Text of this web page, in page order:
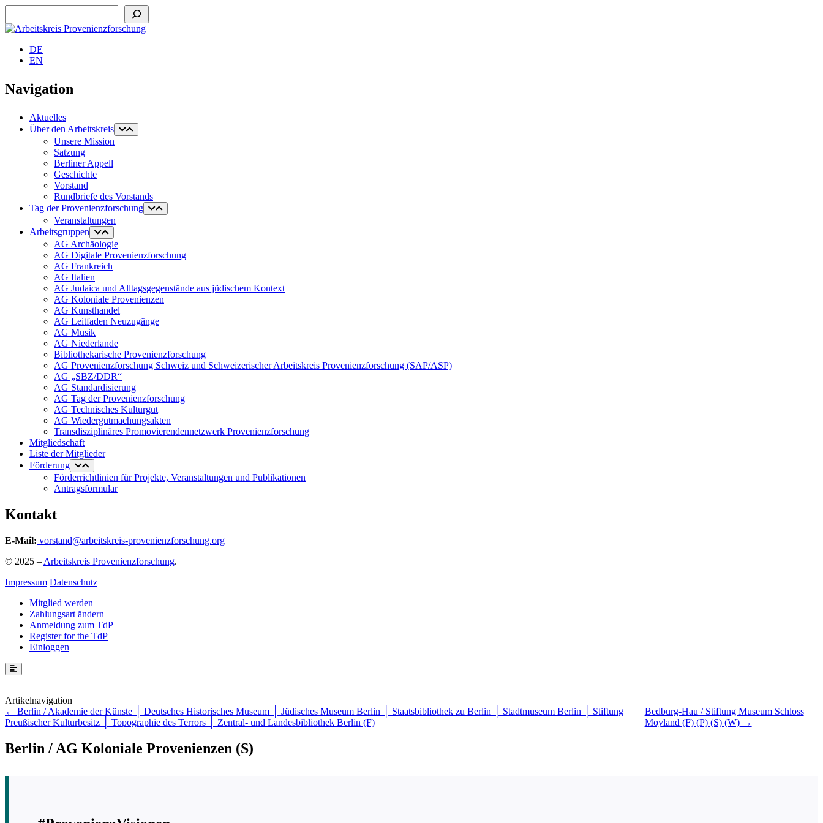
DE
EN
Navigation
Aktuelles
Über den Arbeitskreis
Unsere Mission
Satzung
Berliner Appell
Geschichte
Vorstand
Rundbriefe des Vorstands
Tag der Provenienzforschung
Veranstaltungen
Arbeitsgruppen
AG Archäologie
AG Digitale Provenienzforschung
AG Frankreich
AG Italien
AG Judaica und Alltagsgegenstände aus jüdischem Kontext
AG Koloniale Provenienzen
AG Kunsthandel
AG Leitfaden Neuzugänge
AG Musik
AG Niederlande
Bibliothekarische Provenienzforschung
AG Provenienzforschung Schweiz und Schweizerischer Arbeitskreis Provenienzforschung (SAP/ASP)
AG „SBZ/DDR“
AG Standardisierung
AG Tag der Provenienzforschung
AG Technisches Kulturgut
AG Wiedergutmachungsakten
Transdisziplinäres Promovierendennetzwerk Provenienzforschung
Mitgliedschaft
Liste der Mitglieder
Förderung
Förderrichtlinien für Projekte, Veranstaltungen und Publikationen
Antragsformular
Kontakt
E-Mail: vorstand@arbeitskreis-provenienzforschung.org
© 2025 – Arbeitskreis Provenienzforschung.
Impressum Datenschutz
Mitglied werden
Zahlungsart ändern
Anmeldung zum TdP
Register for the TdP
Einloggen
Beitragsnavigation
Berlin / Akademie der Künste │ Deutsches Historisches Museum │ Jüdisches Museum Berlin │ Staatsbibliothek zu Berlin │ Stadtmuseum Berlin │ Stiftung
Preußischer Kulturbesitz │ Topographie des Terrors │ Zentral- und Landesbibliothek Berlin (F)
Bedburg-Hau / Stiftung Museum Schloss
Moyland (F) (P) (S) (W)
Berlin / AG Koloniale Provenienzen (S)